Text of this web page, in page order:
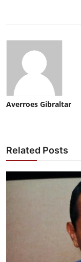
Averroes Gibraltar
Related Posts